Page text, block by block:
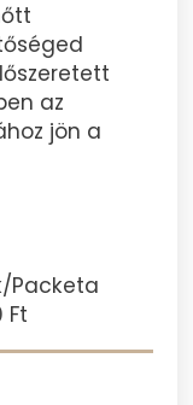
az
jön a
Packeta
Ft